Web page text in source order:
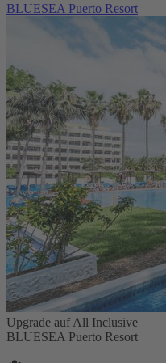
BLUESEA Puerto Resort
Upgrade auf All Inclusive
BLUESEA Puerto Resort